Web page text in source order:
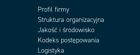
Profil firmy
Struktura organizacyjna
Jakość i środowisko
Kodeks postępowania
Logistyka